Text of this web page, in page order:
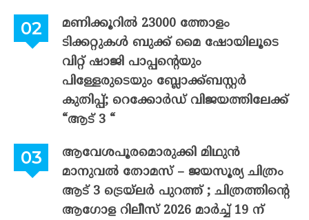
മണിക്കൂറിൽ 23000 ത്തോളം
ടിക്കറ്റുകൾ ബുക്ക് മൈ ഷോയിലൂടെ
വിറ്റ് ഷാജി പാപ്പന്റെയും
പിള്ളേരുടെയും ബ്ലോക്ക്ബസ്റ്റർ
കുതിപ്പ്; റെക്കോർഡ് വിജയത്തിലേക്ക്
“ആട് 3 “
ആവേശപൂരമൊരുക്കി മിഥുൻ
മാനുവൽ തോമസ് – ജയസൂര്യ ചിത്രം
ആട് 3 ട്രെയ്‌ലർ പുറത്ത് ; ചിത്രത്തിന്റെ
ആഗോള റിലീസ് 2026 മാർച്ച് 19 ന്